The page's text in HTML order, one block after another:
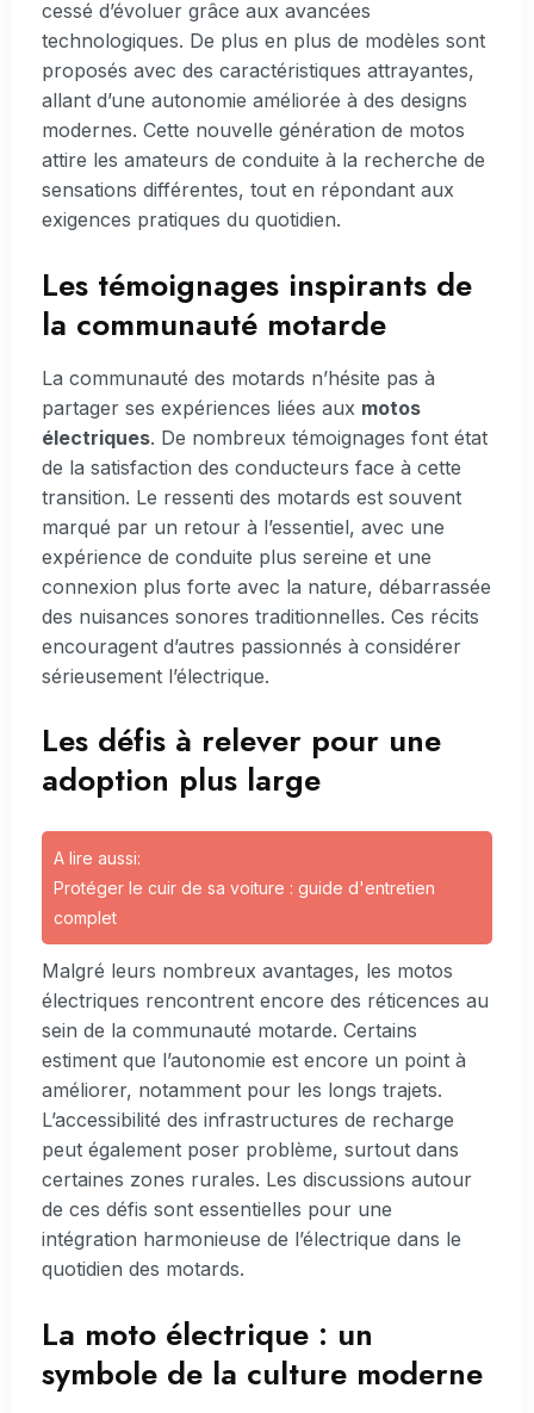
cessé d’évoluer grâce aux avancées
technologiques. De plus en plus de modèles sont
proposés avec des caractéristiques attrayantes,
allant d’une autonomie améliorée à des designs
modernes. Cette nouvelle génération de motos
attire les amateurs de conduite à la recherche de
sensations différentes, tout en répondant aux
exigences pratiques du quotidien.
Les témoignages inspirants de
la communauté motarde
La communauté des motards n’hésite pas à
partager ses expériences liées aux motos
électriques. De nombreux témoignages font état
de la satisfaction des conducteurs face à cette
transition. Le ressenti des motards est souvent
marqué par un retour à l’essentiel, avec une
expérience de conduite plus sereine et une
connexion plus forte avec la nature, débarrassée
des nuisances sonores traditionnelles. Ces récits
encouragent d’autres passionnés à considérer
sérieusement l’électrique.
Les défis à relever pour une
adoption plus large
A lire aussi:
Protéger le cuir de sa voiture : guide d'entretien
complet
Malgré leurs nombreux avantages, les motos
électriques rencontrent encore des réticences au
sein de la communauté motarde. Certains
estiment que l’autonomie est encore un point à
améliorer, notamment pour les longs trajets.
L’accessibilité des infrastructures de recharge
peut également poser problème, surtout dans
certaines zones rurales. Les discussions autour
de ces défis sont essentielles pour une
intégration harmonieuse de l’électrique dans le
quotidien des motards.
La moto électrique : un
symbole de la culture moderne